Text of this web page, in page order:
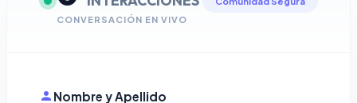
CONVERSACIÓN EN VIVO
Nombre y Apellido